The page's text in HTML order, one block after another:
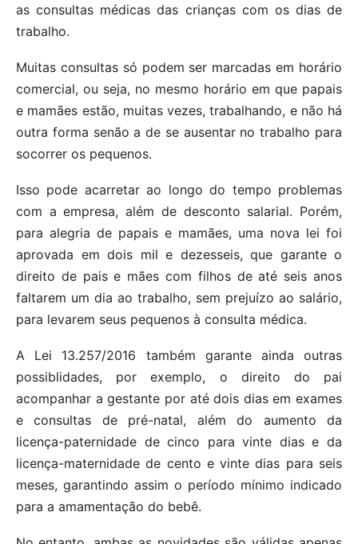
as consultas médicas das crianças com os dias de
trabalho.
Muitas consultas só podem ser marcadas em horário
comercial, ou seja, no mesmo horário em que papais
e mamães estão, muitas vezes, trabalhando, e não há
outra forma senão a de se ausentar no trabalho para
socorrer os pequenos.
Isso pode acarretar ao longo do tempo problemas
com a empresa, além de desconto salarial. Porém,
para alegria de papais e mamães, uma nova lei foi
aprovada em dois mil e dezesseis, que garante o
direito de pais e mães com filhos de até seis anos
faltarem um dia ao trabalho, sem prejuízo ao salário,
para levarem seus pequenos à consulta médica.
A Lei 13.257/2016 também garante ainda outras
possiblidades, por exemplo, o direito do pai
acompanhar a gestante por até dois dias em exames
e consultas de pré-natal, além do aumento da
licença-paternidade de cinco para vinte dias e da
licença-maternidade de cento e vinte dias para seis
meses, garantindo assim o período mínimo indicado
para a amamentação do bebê.